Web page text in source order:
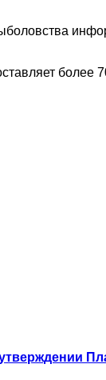
более